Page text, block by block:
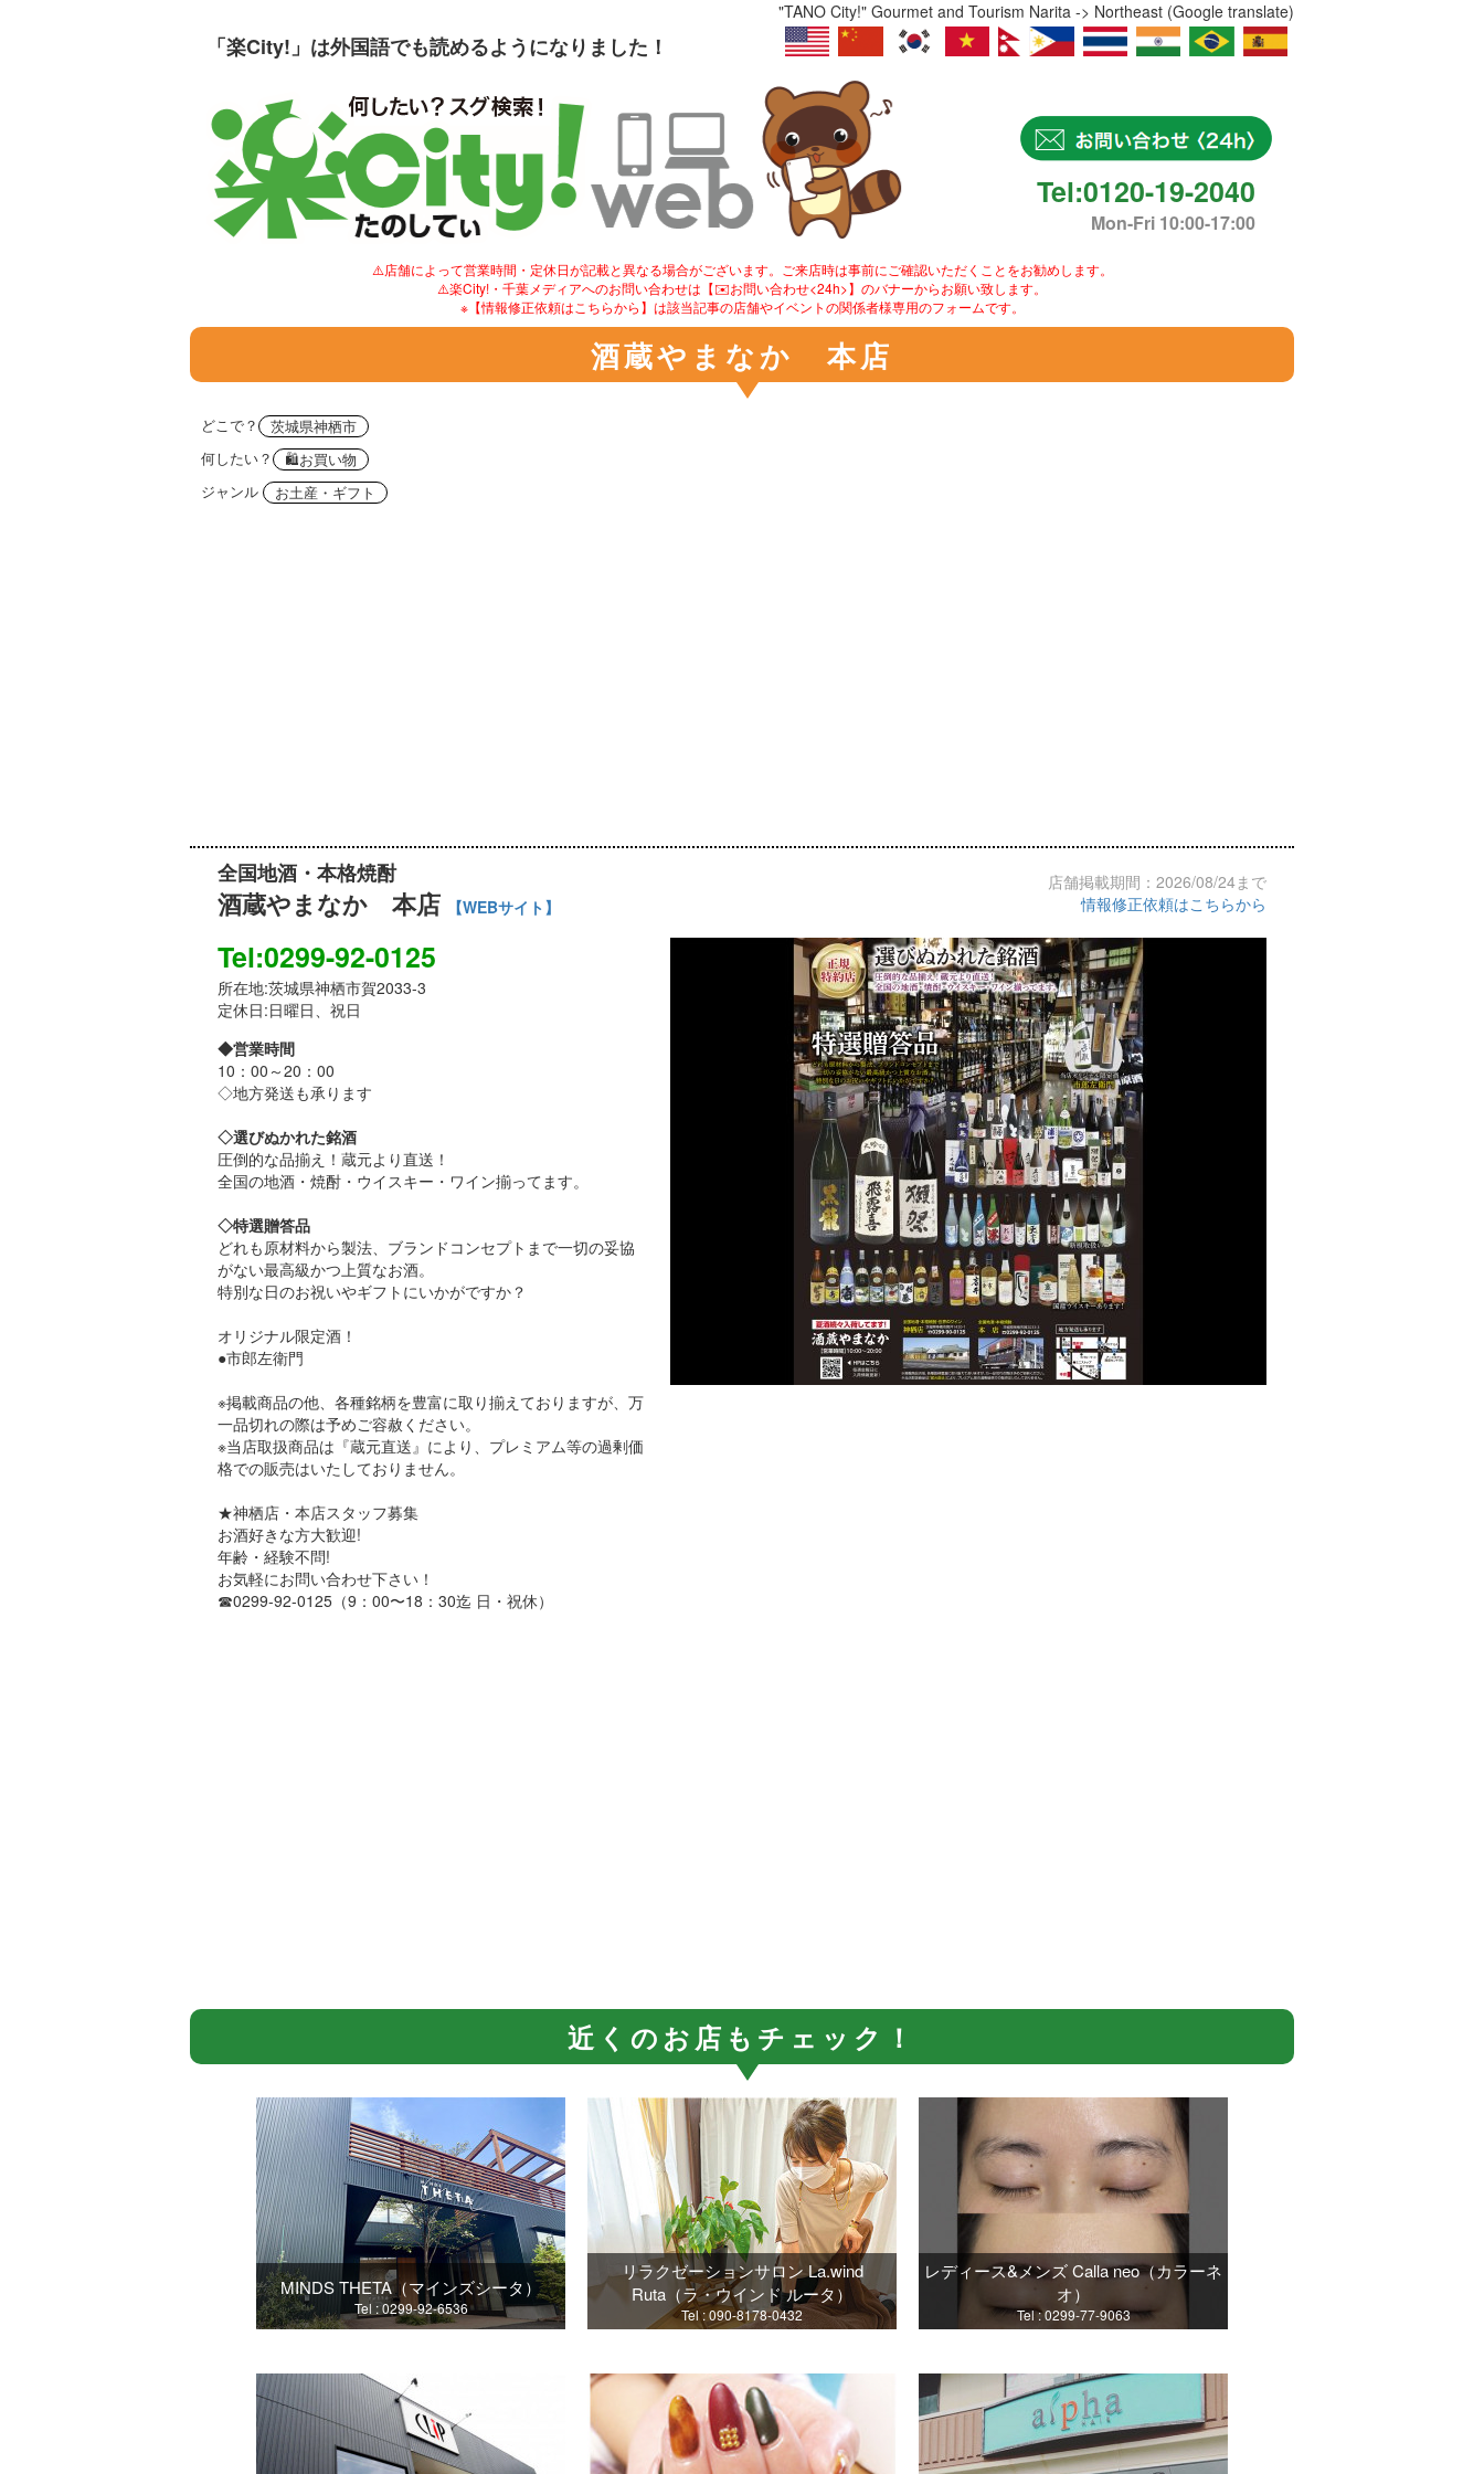
「楽City!」は外国語でも読めるようになりました！
"TANO City!" Gourmet and Tourism Narita -> Northeast (Google translate)
Tel:0120-19-2040
Mon-Fri 10:00-17:00
⚠️店舗によって営業時間・定休日が記載と異なる場合がございます。ご来店時は事前にご確認いただくことをお勧めします。
⚠️楽City!・千葉メディアへのお問い合わせは【✉️お問い合わせ<24h>】のバナーからお願い致します。
※【情報修正依頼はこちらから】は該当記事の店舗やイベントの関係者様専用のフォームです。
酒蔵やまなか 本店
どこで？
茨城県神栖市
何したい？
🛍お買い物
ジャンル
お土産・ギフト
全国地酒・本格焼酎
酒蔵やまなか 本店 【WEBサイト】
店舗掲載期間：2026/08/24まで
情報修正依頼はこちらから
Tel:0299-92-0125
所在地:茨城県神栖市賀2033-3
定休日:日曜日、祝日
◆営業時間
10：00～20：00
◇地方発送も承ります
◇選びぬかれた銘酒
圧倒的な品揃え！蔵元より直送！
全国の地酒・焼酎・ウイスキー・ワイン揃ってます。
◇特選贈答品
どれも原材料から製法、ブランドコンセプトまで一切の妥協
がない最高級かつ上質なお酒。
特別な日のお祝いやギフトにいかがですか？
オリジナル限定酒！
●市郎左衛門
※掲載商品の他、各種銘柄を豊富に取り揃えておりますが、万
一品切れの際は予めご容赦ください。
※当店取扱商品は『蔵元直送』により、プレミアム等の過剰価
格での販売はいたしておりません。
★神栖店・本店スタッフ募集
お酒好きな方大歓迎!
年齢・経験不問!
お気軽にお問い合わせ下さい！
☎︎0299-92-0125（9：00〜18：30迄 日・祝休）
近くのお店もチェック！
MINDS THETA（マインズシータ）
Tel : 0299-92-6536
リラクゼーションサロン La.wind
Ruta（ラ・ウインド ルータ）
Tel : 090-8178-0432
レディース&メンズ Calla neo（カラーネ
オ）
Tel : 0299-77-9063